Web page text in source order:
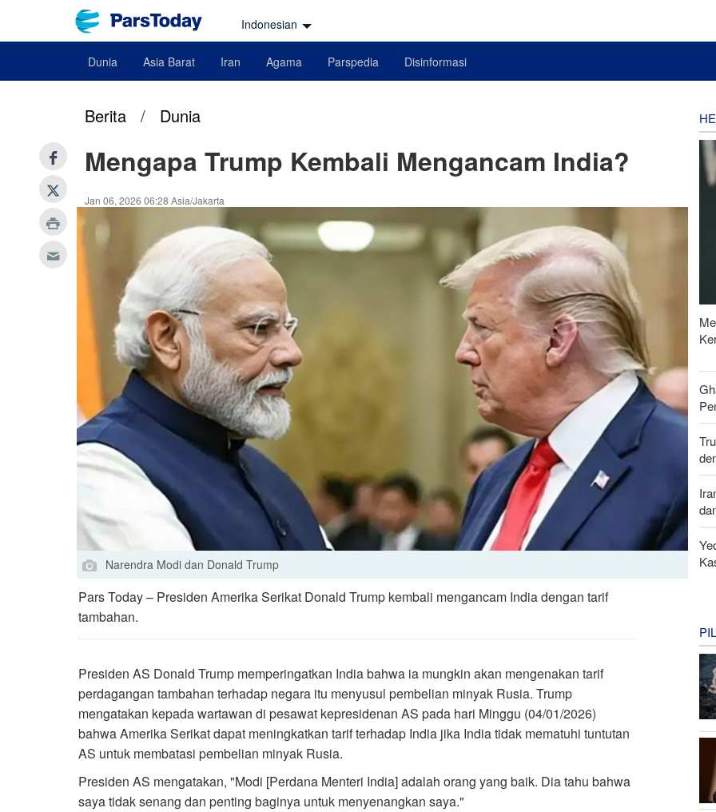
Indonesian
Dunia Asia Barat Iran Agama Parspedia Disinformasi
Berita / Dunia
Mengapa Trump Kembali Mengancam India?
Jan 06, 2026 06:28 Asia/Jakarta
Narendra Modi dan Donald Trump
Pars Today – Presiden Amerika Serikat Donald Trump kembali mengancam India dengan tarif
tambahan.
Presiden AS Donald Trump memperingatkan India bahwa ia mungkin akan mengenakan tarif
perdagangan tambahan terhadap negara itu menyusul pembelian minyak Rusia. Trump
mengatakan kepada wartawan di pesawat kepresidenan AS pada hari Minggu (04/01/2026)
bahwa Amerika Serikat dapat meningkatkan tarif terhadap India jika India tidak mematuhi tuntutan
AS untuk membatasi pembelian minyak Rusia.
Presiden AS mengatakan, "Modi [Perdana Menteri India] adalah orang yang baik. Dia tahu bahwa
saya tidak senang dan penting baginya untuk menyenangkan saya."